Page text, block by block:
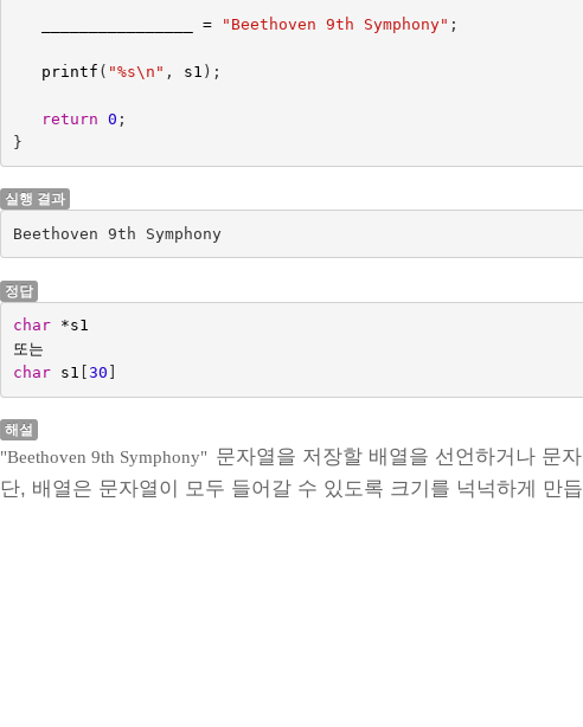
= "Beethoven 9th Symphony" ;
printf ( "%s\n " , s1 );
return 0 ;
}
실행 결과
Beethoven 9th Symphony
정답
char *s1
또는
char
s1 30
해설
"Beethoven 9th Symphony" 문자열을 저장할 배열을 선언하거나 문
단, 배열은 문자열이 모두 들어갈 수 있도록 크기를 넉넉하게 만